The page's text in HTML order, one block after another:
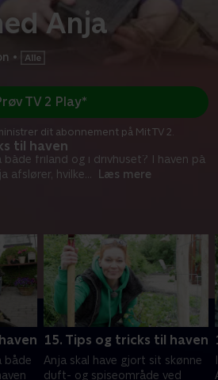
Anja
•
til haven
friland og i drivhuset? I haven på
afslører, hvilke
Læs mere
TV 2 Play*
dit abonnement på Mit TV 2.
både
15. Tips og tricks til haven
Anja skal have gjort sit skønne
duft- og spiseområde ved